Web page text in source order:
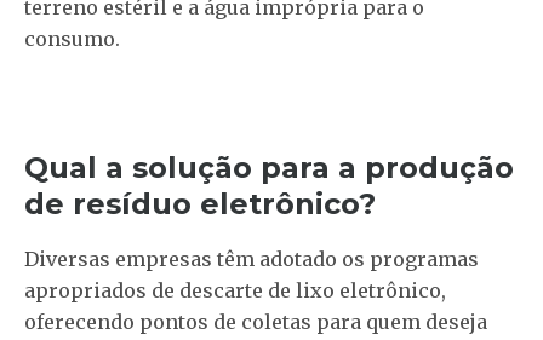
terreno estéril e a água imprópria para o
consumo.
Qual a solução para a produção
de resíduo eletrônico?
Diversas empresas têm adotado os programas
apropriados de descarte de lixo eletrônico,
oferecendo pontos de coletas para quem deseja